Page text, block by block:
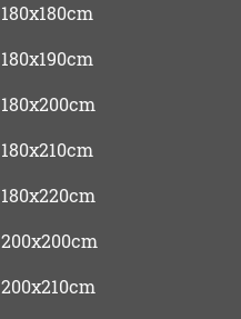
180x180cm
180x190cm
180x200cm
180x210cm
180x220cm
200x200cm
200x210cm